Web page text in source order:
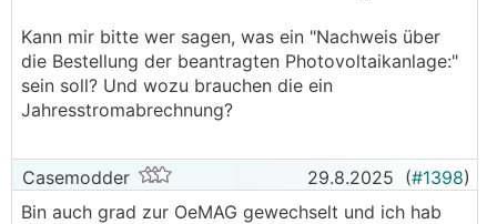
Kann mir bitte wer sagen, was ein "Nachweis über
die Bestellung der beantragten Photovoltaikanlage:"
sein soll? Und wozu brauchen die ein
Jahresstromabrechnung?
Casemodder 29.8.2025 (#1398)
Bin auch grad zur OeMAG gewechselt und ich hab